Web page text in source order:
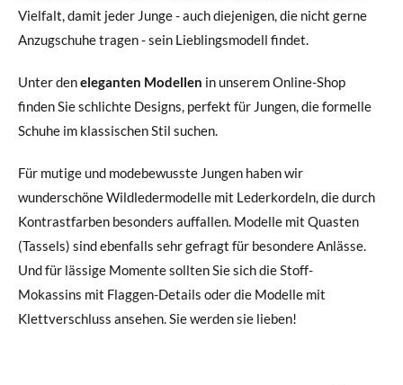
Vielfalt, damit jeder Junge - auch diejenigen, die nicht gerne
Anzugschuhe tragen - sein Lieblingsmodell findet.
Unter deneleganten Modellen in unserem Online-Shop
finden Sie schlichte Designs, perfekt für Jungen, die formelle
Schuhe im klassischen Stil suchen.
Für mutige und modebewusste Jungen haben wir
wunderschöne Wildledermodelle mit Lederkordeln, die durch
Kontrastfarben besonders auffallen. Modelle mit Quasten
(Tassels) sind ebenfalls sehr gefragt für besondere Anlässe.
Und für lässige Momente sollten Sie sich die Stoff-
Mokassins mit Flaggen-Details oder die Modelle mit
Klettverschluss ansehen. Sie werden sie lieben!